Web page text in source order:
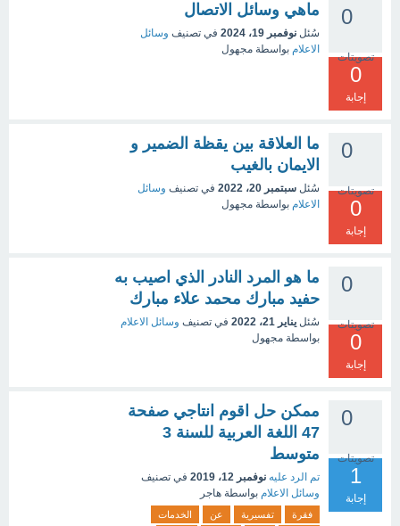
0
تصويتات
0
إجابة
ماهي وسائل الاتصال
سُئل نوفمبر 19، 2024 في تصنيف وسائل
الاعلام بواسطة مجهول
0
تصويتات
0
إجابة
ما العلاقة بين يقظة الضمير و
الايمان بالغيب
سُئل سبتمبر 20، 2022 في تصنيف وسائل
الاعلام بواسطة مجهول
0
تصويتات
0
إجابة
ما هو المرد النادر الذي اصيب به
حفيد مبارك محمد علاء مبارك
سُئل يناير 21، 2022 في تصنيف وسائل الاعلام
بواسطة مجهول
0
تصويتات
1
إجابة
ممكن حل اقوم انتاجي صفحة
47 اللغة العربية للسنة 3
متوسط
تم الرد عليه نوفمبر 12، 2019
في تصنيف
وسائل الاعلام بواسطة هاجر
فقرة تفسيرية عن
الخدمات